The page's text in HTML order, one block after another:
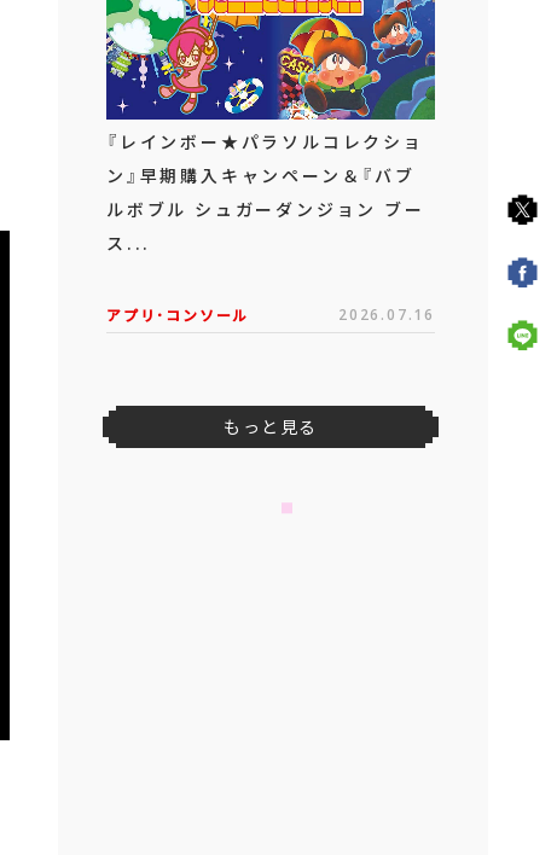
『レインボー★パラソルコレクショ
ン』早期購入キャンペーン＆『バブ
ルボブル シュガーダンジョン ブー
ス...
アプリ･コンソール 2026.07.16
もっと見る